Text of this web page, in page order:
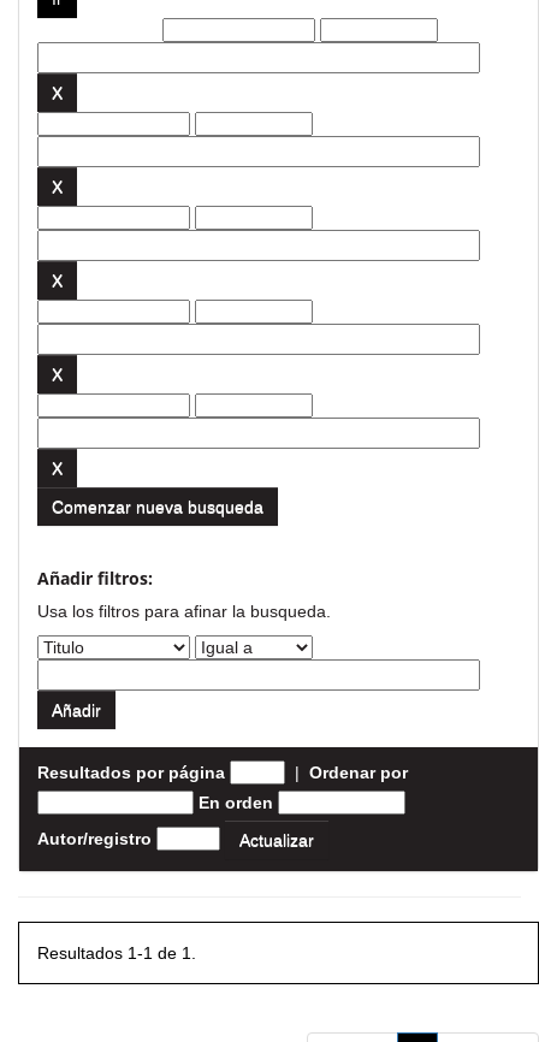
Comenzar nueva busqueda
Añadir filtros:
Usa los filtros para afinar la busqueda.
Resultados por página | Ordenar por
En orden
Autor/registro
Resultados 1-1 de 1.